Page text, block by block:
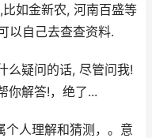
如金新农, 河南百盛等
以自己去查查资料.
么疑问的话, 尽管问我!
你解答!，绝了...
个人理解和猜测，。意